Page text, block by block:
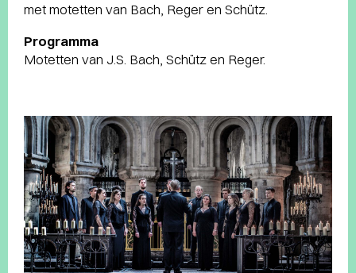
met motetten van Bach, Reger en Schütz.
Programma
Motetten van J.S. Bach, Schütz en Reger.